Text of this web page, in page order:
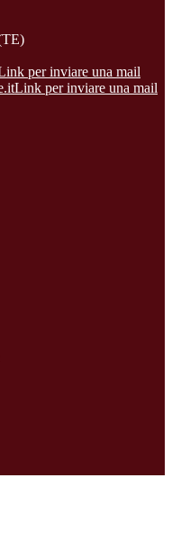
per inviare una mail
Link per inviare una mail